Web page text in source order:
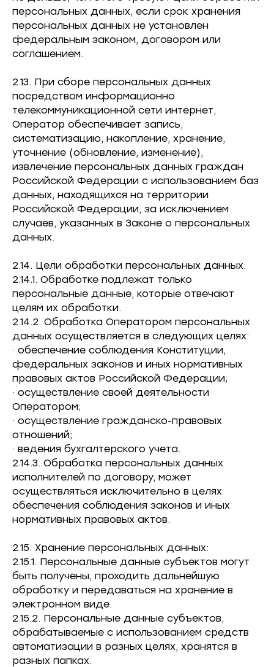
персональных данных, если срок хранения
персональных данных не установлен
федеральным законом, договором или
соглашением.
2.13. При сборе персональных данных
посредством информационно
телекоммуникационной сети интернет,
Оператор обеспечивает запись,
систематизацию, накопление, хранение,
уточнение (обновление, изменение),
извлечение персональных данных граждан
Российской Федерации с использованием баз
данных, находящихся на территории
Российской Федерации, за исключением
случаев, указанных в Законе о персональных
данных.
2.14. Цели обработки персональных данных:
2.14.1. Обработке подлежат только
персональные данные, которые отвечают
целям их обработки.
2.14.2. Обработка Оператором персональных
данных осуществляется в следующих целях:
· обеспечение соблюдения Конституции,
федеральных законов и иных нормативных
правовых актов Российской Федерации;
· осуществление своей деятельности
Оператором;
· осуществление гражданско-правовых
отношений;
· ведения бухгалтерского учета.
2.14.3. Обработка персональных данных
исполнителей по договору, может
осуществляться исключительно в целях
обеспечения соблюдения законов и иных
нормативных правовых актов.
2.15. Хранение персональных данных:
2.15.1. Персональные данные субъектов могут
быть получены, проходить дальнейшую
обработку и передаваться на хранение в
электронном виде.
2.15.2. Персональные данные субъектов,
обрабатываемые с использованием средств
автоматизации в разных целях, хранятся в
разных папках.